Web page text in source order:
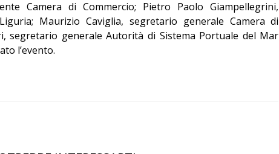
Camera di Commercio; Pietro Paolo Giampellegrini,
Maurizio Caviglia, segretario generale Camera di
segretario generale Autorità di Sistema Portuale del Mar
l’evento.